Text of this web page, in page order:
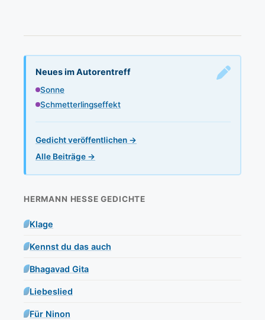
Neues im Autorentreff
Sonne
Schmetterlingseffekt
Gedicht veröffentlichen →
Alle Beiträge →
HERMANN HESSE GEDICHTE
Klage
Kennst du das auch
Bhagavad Gita
Liebeslied
Für Ninon